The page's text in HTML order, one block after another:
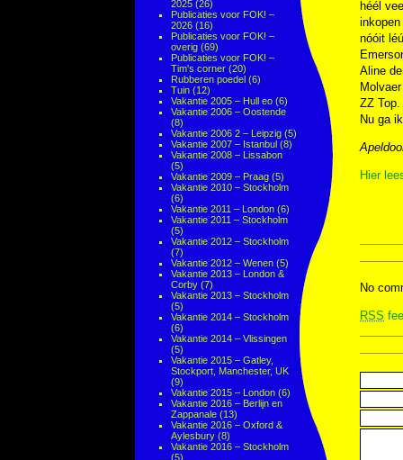
2025 (26)
Publicaties voor FOK! –
2026 (16)
Publicaties voor FOK! –
overig (69)
Publicaties voor FOK! –
Tim's corner (20)
Rubberen poedel (6)
Tuin (12)
Vakantie 2005 – Hull eo (6)
Vakantie 2006 – Oostende
(8)
Vakantie 2006 2 – Leipzig (5)
Vakantie 2007 – Istanbul (8)
Vakantie 2008 – Lissabon
(5)
Vakantie 2009 – Praag (5)
Vakantie 2010 – Stockholm
(6)
Vakantie 2011 – London (6)
Vakantie 2011 – Stockholm
(5)
Vakantie 2012 – Stockholm
(7)
Vakantie 2012 – Wenen (5)
Vakantie 2013 – London &
Corby (7)
Vakantie 2013 – Stockholm
(5)
Vakantie 2014 – Stockholm
(6)
Vakantie 2014 – Vlissingen
(5)
Vakantie 2015 – Gatley,
Stockport, Manchester, UK
(9)
Vakantie 2015 – London (6)
Vakantie 2016 – Berlijn en
Zappanale (13)
Vakantie 2016 – Oxford &
Aylesbury (8)
Vakantie 2016 – Stockholm
(5)
héél
nóóit
Aline
ZZ
Nu ga
Hier
No
RSS